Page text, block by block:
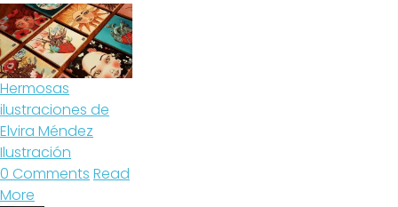
Hermosas
ilustraciones de
Elvira Méndez
Ilustración
0 Comments Read
More